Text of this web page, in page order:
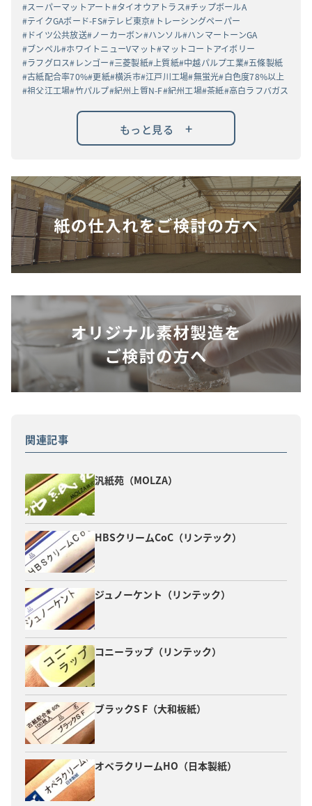
スーパーマットアート タイオウアトラス チップボールA
テイクGAボード-FS テレビ東京
トレーシングペーパー
ドイツ公共放送 ノーカーボン ハンソル ハンマートーンGA
ブンペル ホワイトニューVマット マットコートアイボリー
ラフグロス レンゴー 三菱製紙 上質紙 中越パルプ工業 五條製紙
古紙配合率70% 更紙 横浜市 江戸川工場 無蛍光 白色度78%以上
祖父江工場 竹パルプ 紀州上質N-F 紀州工場 茶紙 高白ラフバガス
もっと見る +
関連記事
汎紙苑（MOLZA）
HBSクリームCoC（リンテック）
ジュノーケント（リンテック）
コニーラップ（リンテック）
ブラックS F（大和板紙）
オペラクリームHO（日本製紙）